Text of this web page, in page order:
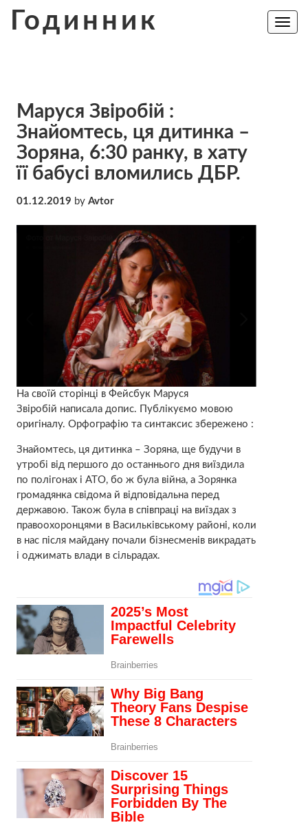
Годинник
Toggle
Маруся Звіробій :
Знайомтесь, ця дитинка –
Зоряна, 6:30 ранку, в хату
її бабусі вломились ДБР.
01.12.2019 by Avtor
На своїй сторінці в Фейсбук Маруся
Звіробій написала допис. Публікуємо мовою
оригіналу. Орфографію та синтаксис збережено :
Знайомтесь, ця дитинка – Зоряна, ще будучи в
утробі від першого до останнього дня виїздила
по полігонах і АТО, бо ж була війна, а Зорянка
громадянка свідома й відповідальна перед
державою. Також була в співпраці на виїздах з
правоохоронцями в Васильківському районі, коли
в нас після майдану почали бізнесменів викрадать
і оджимать влади в сільрадах.